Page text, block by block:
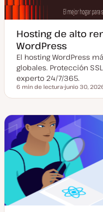
Hosting de alto
WordPress
El hosting WordPress
globales. Protección
experto 24/7/365.
Tiempo de lectura
6 min de lectura
e
a
c
u
a
l
i
z
a
a
junio 30,